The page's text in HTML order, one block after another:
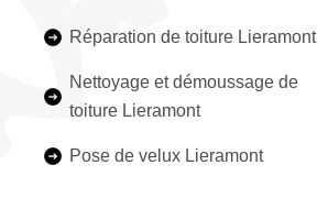
Réparation de toiture Lieramont
Nettoyage et démoussage de
toiture Lieramont
Pose de velux Lieramont